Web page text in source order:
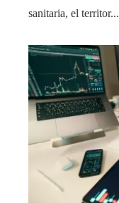
sanitaria, el territor...